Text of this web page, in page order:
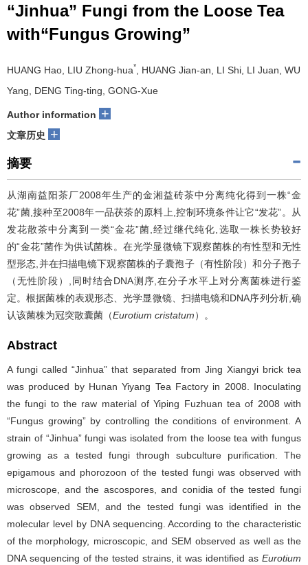
“Jinhua” Fungi from the Loose Tea
with“Fungus Growing”
HUANG Hao, LIU Zhong-hua*
, HUANG Jian-an, LI Shi, LI Juan, WU
Yang, DENG Ting-ting, GONG-Xue
Author information +
文章历史 +
摘要
从湖南益阳茶厂2008年生产的金湘益砖茶中分离纯化得到一株“金
花”菌,接种至2008年一品茯茶的原料上,控制环境条件让它“发花”。从
发花散茶中分离到一类“金花”菌,经过继代纯化,选取一株长势较好
的“金花”菌作为供试菌株。在光学显微镜下观察菌株的有性型和无性
型形态,并在扫描电镜下观察菌株的子囊孢子（有性阶段）和分子孢子
（无性阶段）,同时结合DNA测序,在分子水平上对分离菌株进行鉴
定。根据菌株的表观形态、光学显微镜、扫描电镜和DNA序列分析,确
认该菌株为冠突散囊菌（Eurotium cristatum）。
Abstract
A fungi called “Jinhua” that separated from Jing Xiangyi brick tea
was produced by Hunan Yiyang Tea Factory in 2008. Inoculating
the fungi to the raw material of Yiping Fuzhuan tea of 2008 with
“Fungus growing” by controlling the conditions of environment. A
strain of “Jinhua” fungi was isolated from the loose tea with fungus
growing as a tested fungi through subculture purification. The
epigamous and phorozoon of the tested fungi was observed with
microscope, and the ascospores, and conidia of the tested fungi
was observed SEM, and the tested fungi was identified in the
molecular level by DNA sequencing. According to the characteristic
of the morphology, microscopic, and SEM observed as well as the
DNA sequencing of the tested strains, it was identified as Eurotium